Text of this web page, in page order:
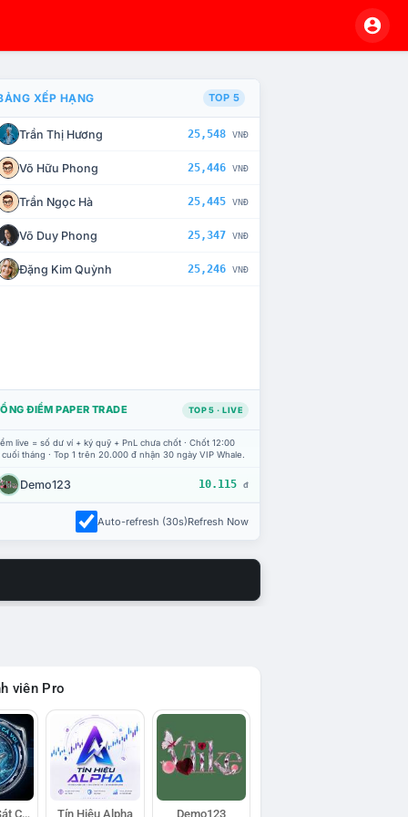
CHẾ TÀI XỬ LÝ VI PHẠM
XẾP HẠNG TOP 5
Trần Thị Hương 25,548 VNĐ
Võ Hữu Phong 25,446 VNĐ
Trần Ngọc Hà 25,445 VNĐ
Võ Duy Phong 25,347 VNĐ
Đặng Kim Quỳnh 25,246 VNĐ
ĐIỂM PAPER TRADE TOP 5 · LIVE
live = số dư ví + ký quỹ + PnL chưa chốt · Chốt 12:00
tháng · Top 1 trên 20.000 đ nhận 30 ngày VIP Whale.
Demo123 10.115 đ
Auto-refresh (30s)Refresh Now
viên Pro
Đội Trinh Sát Cá Voi Tín Hiệu Alpha Demo123